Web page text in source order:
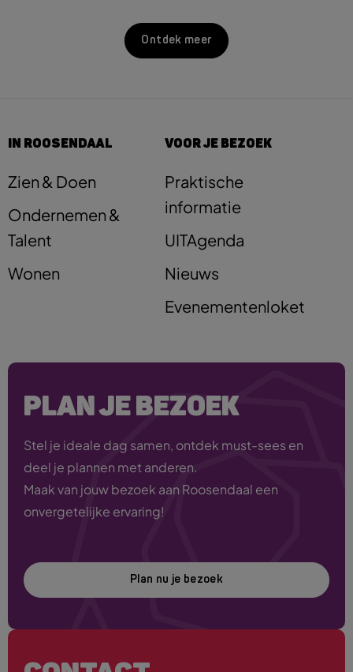
Ontdek meer
IN ROOSENDAAL
Zien & Doen
Ondernemen &
Talent
Wonen
VOOR JE BEZOEK
Praktische
informatie
UITAgenda
Nieuws
Evenementenloket
PLAN JE BEZOEK
Stel je ideale dag samen, ontdek must-sees en
deel je plannen met anderen.
Maak van jouw bezoek aan Roosendaal een
onvergetelijke ervaring!
Plan nu je bezoek